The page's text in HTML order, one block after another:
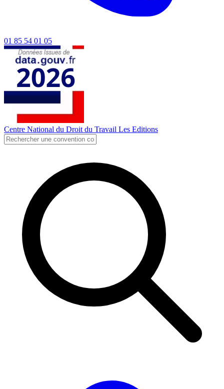
01 85 54 01 05
Centre National du Droit du Travail Les Editions